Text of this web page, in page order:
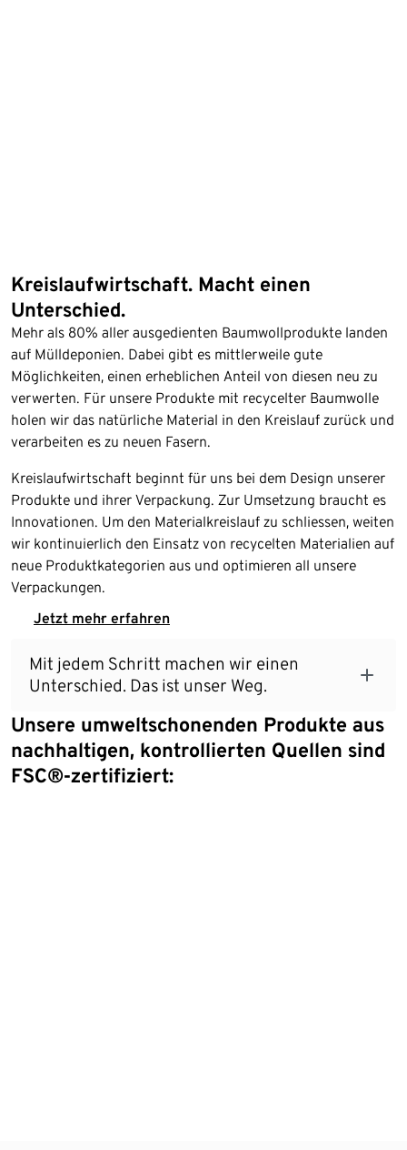
Kreislaufwirtschaft. Macht einen
Unterschied.
Mehr als 80% aller ausgedienten Baumwollprodukte landen
auf Mülldeponien. Dabei gibt es mittlerweile gute
Möglichkeiten, einen erheblichen Anteil von diesen neu zu
verwerten. Für unsere Produkte mit recycelter Baumwolle
holen wir das natürliche Material in den Kreislauf zurück und
verarbeiten es zu neuen Fasern.
Kreislaufwirtschaft beginnt für uns bei dem Design unserer
Produkte und ihrer Verpackung. Zur Umsetzung braucht es
Innovationen. Um den Materialkreislauf zu schliessen, weiten
wir kontinuierlich den Einsatz von recycelten Materialien auf
neue Produktkategorien aus und optimieren all unsere
Verpackungen.
Jetzt mehr erfahren
Mit jedem Schritt machen wir einen
Unterschied. Das ist unser Weg.
Unsere umweltschonenden Produkte aus
nachhaltigen, kontrollierten Quellen sind
FSC®-zertifiziert: